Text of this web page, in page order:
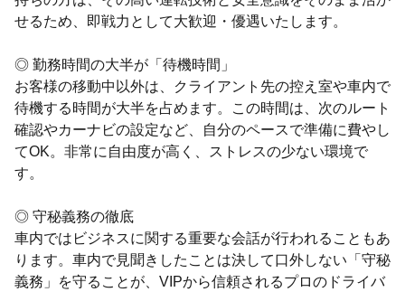
せるため、即戦力として大歓迎・優遇いたします。
◎ 勤務時間の大半が「待機時間」
お客様の移動中以外は、クライアント先の控え室や車内で
待機する時間が大半を占めます。この時間は、次のルート
確認やカーナビの設定など、自分のペースで準備に費やし
てOK。非常に自由度が高く、ストレスの少ない環境で
す。
◎ 守秘義務の徹底
車内ではビジネスに関する重要な会話が行われることもあ
ります。車内で見聞きしたことは決して口外しない「守秘
義務」を守ることが、VIPから信頼されるプロのドライバ